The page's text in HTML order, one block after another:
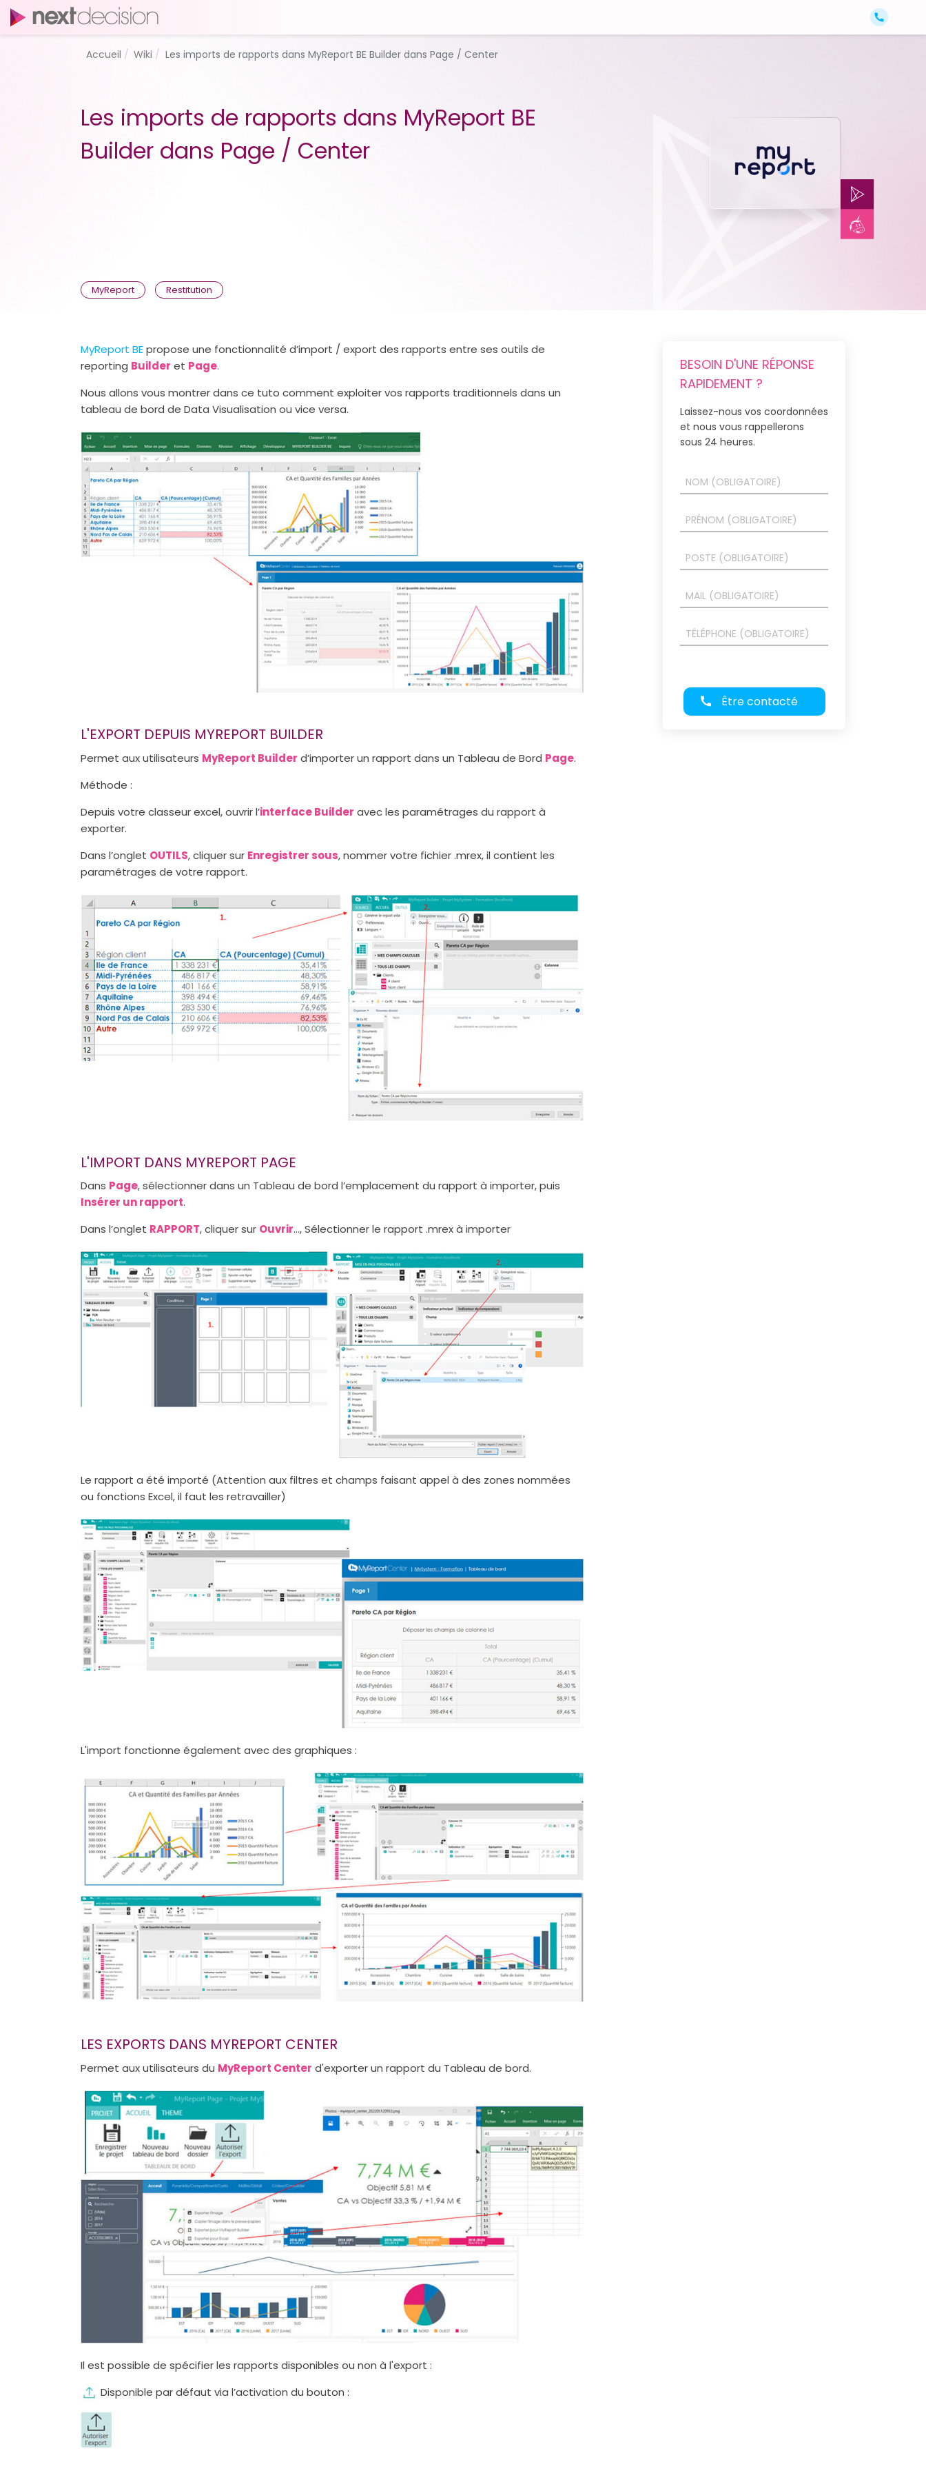
Accueil Wiki Les imports de rapports dans MyReport BE Builder dans Page / Center
Les imports de rapports dans MyReport BE
Builder dans Page / Center
MyReport Restitution
MyReport BEpropose une fonctionnalité d’import / export des rapports entre ses outils de
reporting Builder et Page.
Nous allons vous montrer dans ce tuto comment exploiter vos rapports traditionnels dans un
tableau de bord de Data Visualisation ou vice versa.
L'EXPORT DEPUIS MYREPORT BUILDER
Permet aux utilisateurs MyReport Builder d’importer un rapport dans un Tableau de Bord Page.
Méthode :
Depuis votre classeur excel, ouvrir l’interface Builder avec les paramétrages du rapport à
exporter.
Dans l’onglet OUTILS, cliquer sur Enregistrer sous, nommer votre fichier .mrex, il contient les
paramétrages de votre rapport.
L'IMPORT DANS MYREPORT PAGE
Dans Page, sélectionner dans un Tableau de bord l’emplacement du rapport à importer, puis
Insérer un rapport.
Dans l’onglet RAPPORT, cliquer sur Ouvrir…, Sélectionner le rapport .mrex à importer
Le rapport a été importé (Attention aux filtres et champs faisant appel à des zones nommées
ou fonctions Excel, il faut les retravailler)
L'import fonctionne également avec des graphiques :
LES EXPORTS DANS MYREPORT CENTER
Permet aux utilisateurs du MyReport Center d'exporter un rapport du Tableau de bord.
Il est possible de spécifier les rapports disponibles ou non à l'export :
Disponible par défaut via l’activation du bouton :
BESOIN D'UNE RÉPONSE
RAPIDEMENT ?
Laissez-nous vos coordonnées
et nous vous rappellerons
sous 24 heures.
Être contacté